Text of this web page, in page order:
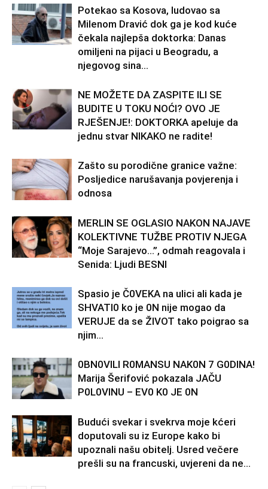
Potekao sa Kosova, ludovao sa
Milenom Dravić dok ga je kod kuće
čekala najlepša doktorka: Danas
omiljeni na pijaci u Beogradu, a
njegovog sina...
NE MOŽETE DA ZASPITE ILI SE
BUDITE U TOKU NOĆI? OVO JE
RJEŠENJE!: DOKTORKA apeluje da
jednu stvar NIKAKO ne radite!
Zašto su porodične granice važne:
Posljedice narušavanja povjerenja i
odnosa
MERLIN SE OGLASIO NAKON NAJAVE
KOLEKTIVNE TUŽBE PROTIV NJEGA
“Moje Sarajevo…”, odmah reagovala i
Senida: Ljudi BESNI
Spasio je Č0VEKA na ulici ali kada je
SHVATI0 ko je 0N nije mogao da
VERUJE da se ŽIVOT tako poigrao sa
njim…
0BN0VlLl R0MANSU NAK0N 7 G0DlNA!
Marija Šerifović pokazala JAČU
P0L0VINU – EV0 K0 JE 0N
Budući svekar i svekrva moje kćeri
doputovali su iz Europe kako bi
upoznali našu obitelj. Usred večere
prešli su na francuski, uvjereni da ne...